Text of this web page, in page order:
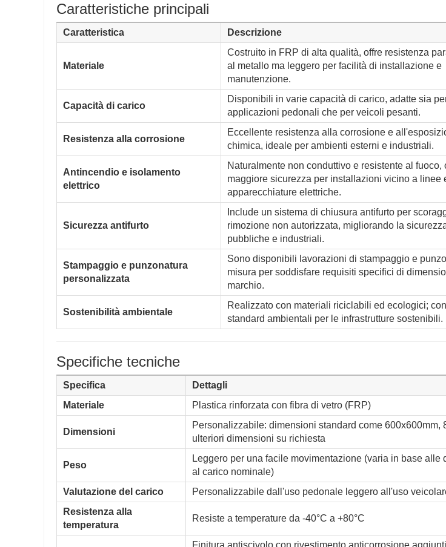
Caratteristiche principali
Caratteristica Descrizione
Materiale
Costruito in FRP di alta qualità, offre resistenza
al metallo ma leggero per facilità di installazione e
manutenzione.
Capacità di carico
Disponibili in varie capacità di carico, adatte sia
applicazioni pedonali che per veicoli pesanti.
Resistenza alla corrosione
Eccellente resistenza alla corrosione e
chimica, ideale per ambienti esterni e industriali.
Antincendio e isolamento
elettrico
Naturalmente non conduttivo e resistente al fuoco,
maggiore sicurezza per installazioni vicino a linee
apparecchiature elettriche.
Sicurezza antifurto
Include un sistema di chiusura antifurto per
rimozione non autorizzata, migliorando la
pubbliche e industriali.
Stampaggio e punzonatura
personalizzata
Sono disponibili lavorazioni di stampaggio e
misura per soddisfare requisiti specifici di
marchio.
Sostenibilità ambientale
Realizzato con materiali riciclabili ed ecologici;
standard ambientali per le infrastrutture sostenibili.
Specifiche tecniche
Specifica
Dettagli
Materiale
Plastica rinforzata con fibra di vetro (FRP)
Dimensioni
Personalizzabile: dimensioni standard come 600x600mm,
ulteriori dimensioni su richiesta
Peso
Leggero per una facile movimentazione (varia in base alle
al carico nominale)
Valutazione del carico
Personalizzabile dall'uso pedonale leggero all'uso
Resistenza alla
temperatura
Resiste a temperature da -40°C a +80°C